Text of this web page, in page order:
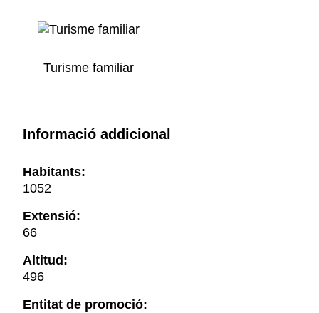
Turisme familiar
Informació addicional
Habitants:
1052
Extensió:
66
Altitud:
496
Entitat de promoció: